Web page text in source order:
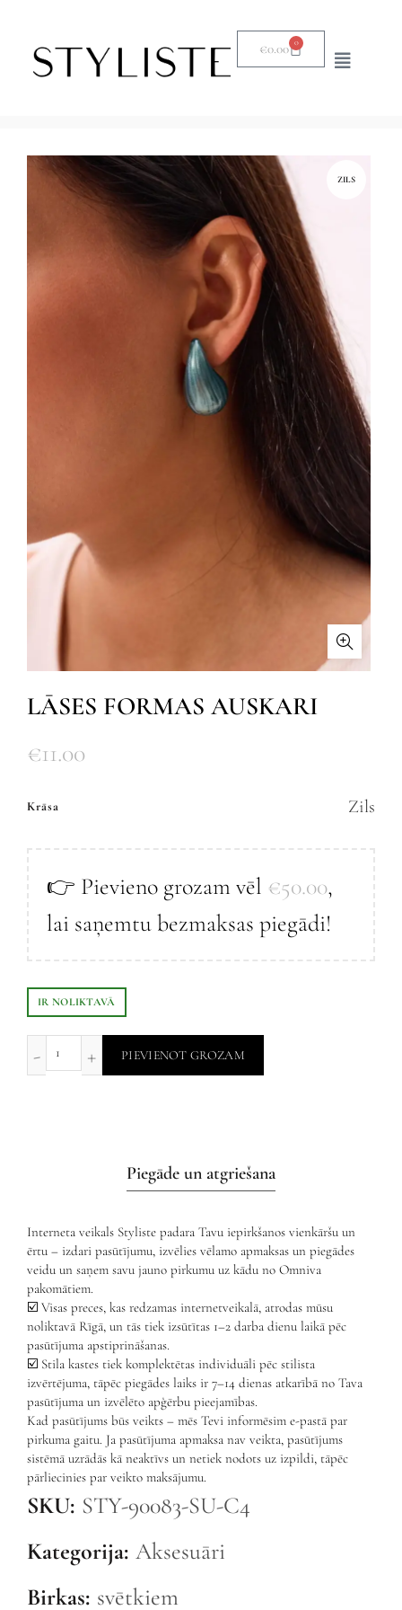
€0.00 0
ZILS
LĀSES FORMAS AUSKARI
€11.00
Krāsa Zils
👉 Pievieno grozam vēl €50.00,
lai saņemtu bezmaksas piegādi!
IR NOLIKTAVĀ
PIEVIENOT GROZAM
Piegāde un atgriešana
Interneta veikals Styliste padara Tavu iepirkšanos vienkāršu un
ērtu – izdari pasūtījumu, izvēlies vēlamo apmaksas un piegādes
veidu un saņem savu jauno pirkumu uz kādu no Omniva
pakomātiem.
☑️ Visas preces, kas redzamas internetveikalā, atrodas mūsu
noliktavā Rīgā, un tās tiek izsūtītas 1–2 darba dienu laikā pēc
pasūtījuma apstiprināšanas.
☑️ Stila kastes tiek komplektētas individuāli pēc stilista
izvērtējuma, tāpēc piegādes laiks ir 7–14 dienas atkarībā no Tava
pasūtījuma un izvēlēto apģērbu pieejamības.
Kad pasūtījums būs veikts – mēs Tevi informēsim e-pastā par
pirkuma gaitu. Ja pasūtījuma apmaksa nav veikta, pasūtījums
sistēmā uzrādās kā neaktīvs un netiek nodots uz izpildi, tāpēc
pārliecinies par veikto maksājumu.
SKU: STY-90083-SU-C4
Kategorija: Aksesuāri
Birkas: svētkiem